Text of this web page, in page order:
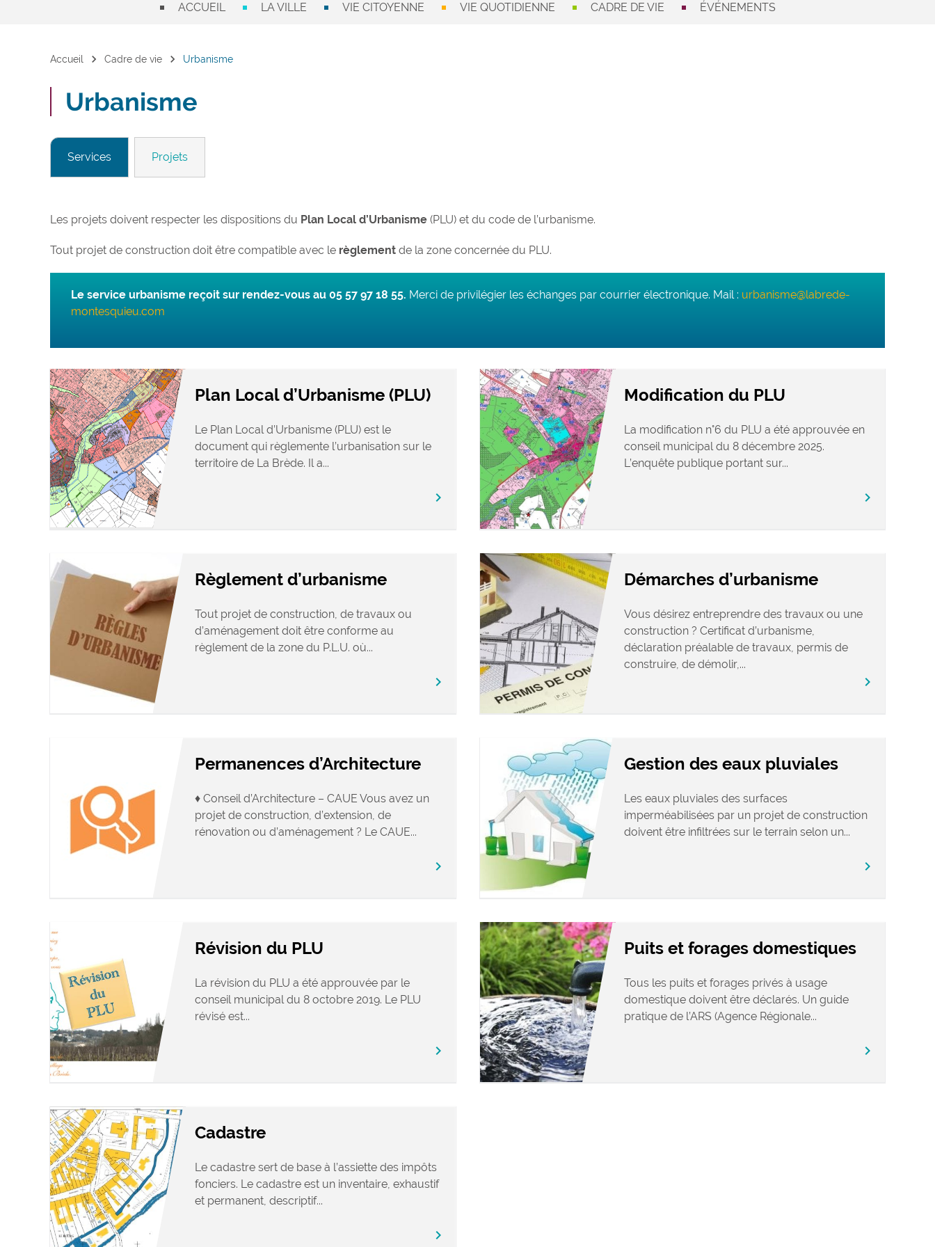
ACCUEIL LA VILLE VIE CITOYENNE VIE QUOTIDIENNE CADRE DE VIE ÉVÉNEMENTS
Accueil chevron_right Cadre de vie chevron_right Urbanisme
Urbanisme
Services Projets
Les projets doivent respecter les dispositions du Plan Local d’Urbanisme (PLU) et du code de l’urbanisme.
Tout projet de construction doit être compatible avec le règlement de la zone concernée du PLU.
Le service urbanisme reçoit sur rendez-vous au 05 57 97 18 55. Merci de privilégier les échanges par courrier électronique. Mail : urbanisme@labrede-
montesquieu.com
Plan Local d’Urbanisme (PLU)
Le Plan Local d’Urbanisme (PLU) est le
document qui règlemente l’urbanisation sur le
territoire de La Brède. Il a...
chevron_right
Modification du PLU
La modification n°6 du PLU a été approuvée en
conseil municipal du 8 décembre 2025.
L’enquête publique portant sur...
chevron_right
Règlement d’urbanisme
Tout projet de construction, de travaux ou
d’aménagement doit être conforme au
règlement de la zone du P.L.U. où...
chevron_right
Démarches d’urbanisme
Vous désirez entreprendre des travaux ou une
construction ? Certificat d’urbanisme,
déclaration préalable de travaux, permis de
construire, de démolir,...
chevron_right
Permanences d’Architecture
♦ Conseil d’Architecture – CAUE Vous avez un
projet de construction, d’extension, de
rénovation ou d’aménagement ? Le CAUE...
chevron_right
Gestion des eaux pluviales
Les eaux pluviales des surfaces
imperméabilisées par un projet de construction
doivent être infiltrées sur le terrain selon un...
chevron_right
Révision du PLU
La révision du PLU a été approuvée par le
conseil municipal du 8 octobre 2019. Le PLU
révisé est...
chevron_right
Puits et forages domestiques
Tous les puits et forages privés à usage
domestique doivent être déclarés. Un guide
pratique de l’ARS (Agence Régionale...
chevron_right
Cadastre
Le cadastre sert de base à l’assiette des impôts
fonciers. Le cadastre est un inventaire, exhaustif
et permanent, descriptif...
chevron_right